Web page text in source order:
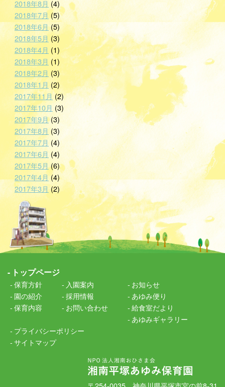
2018年8月(4)
2018年7月 (5)
2018年6月(5)
2018年5月 (3)
2018年4月 (1)
2018年3月 (1)
2018年2月 (3)
2018年1月 (2)
2017年11月(2)
2017年10月(3)
2017年9月(3)
2017年8月(3)
2017年7月 (4)
2017年6月(4)
2017年5月(6)
2017年4月(4)
2017年3月(2)
トップページ
保育方針
園の紹介
保育内容
入園案内
採用情報
お問い合わせ
お知らせ
あゆみ便り
給食室だより
あゆみギャラリー
プライバシーポリシー
サイトマップ